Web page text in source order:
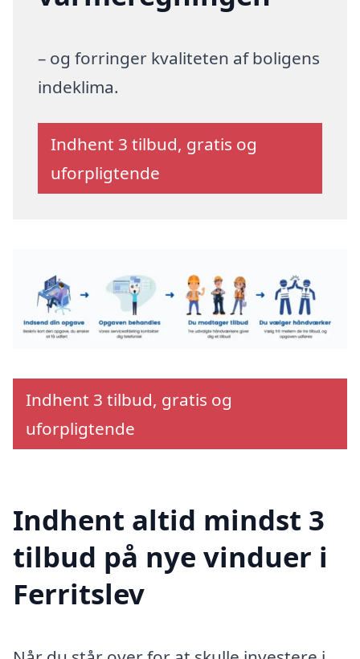
– og forringer kvaliteten af boligens
indeklima.
Indhent 3 tilbud, gratis og
uforpligtende
Indhent 3 tilbud, gratis og
uforpligtende
Indhent altid mindst 3
tilbud på nye vinduer i
Ferritslev